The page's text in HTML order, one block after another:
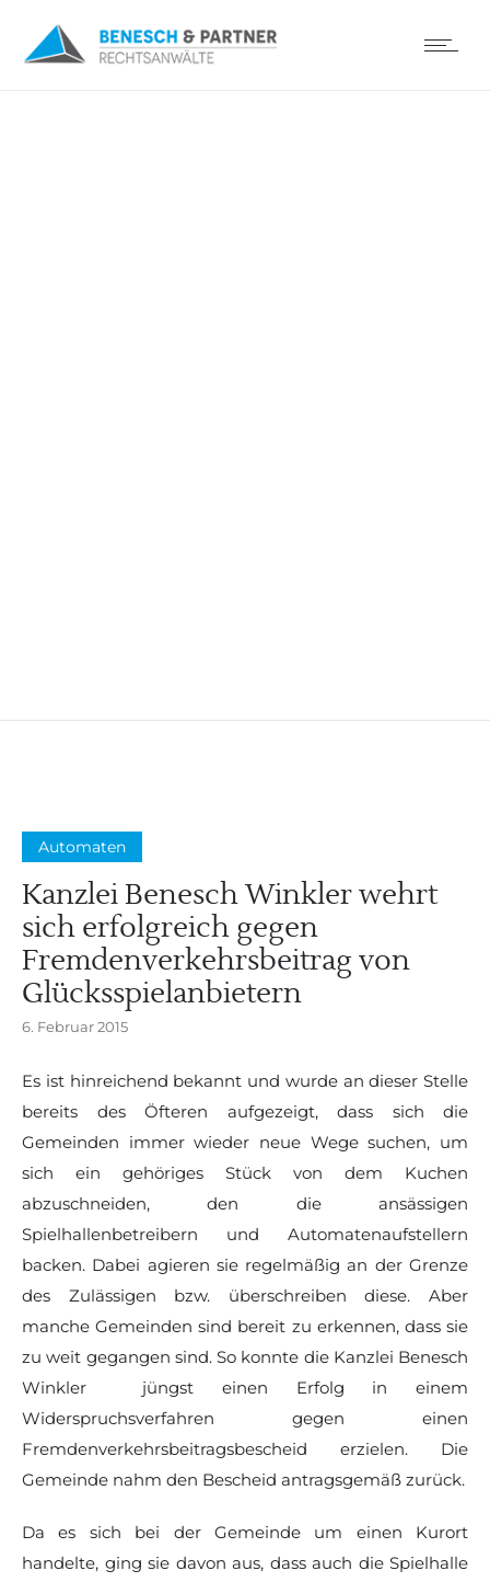
Automaten
Kanzlei Benesch Winkler wehrt
sich erfolgreich gegen
Fremdenverkehrsbeitrag von
Glücksspielanbietern
6. Februar 2015
Es ist hinreichend bekannt und wurde an dieser Stelle
bereits des Öfteren aufgezeigt, dass sich die
Gemeinden immer wieder neue Wege suchen, um
sich ein gehöriges Stück von dem Kuchen
abzuschneiden, den die ansässigen
Spielhallenbetreibern und Automatenaufstellern
backen. Dabei agieren sie regelmäßig an der Grenze
des Zulässigen bzw. überschreiben diese. Aber
manche Gemeinden sind bereit zu erkennen, dass sie
zu weit gegangen sind. So konnte die Kanzlei Benesch
Winkler jüngst einen Erfolg in einem
Widerspruchsverfahren gegen einen
Fremdenverkehrsbeitragsbescheid erzielen. Die
Gemeinde nahm den Bescheid antragsgemäß zurück.
Da es sich bei der Gemeinde um einen Kurort
handelte, ging sie davon aus, dass auch die Spielhalle